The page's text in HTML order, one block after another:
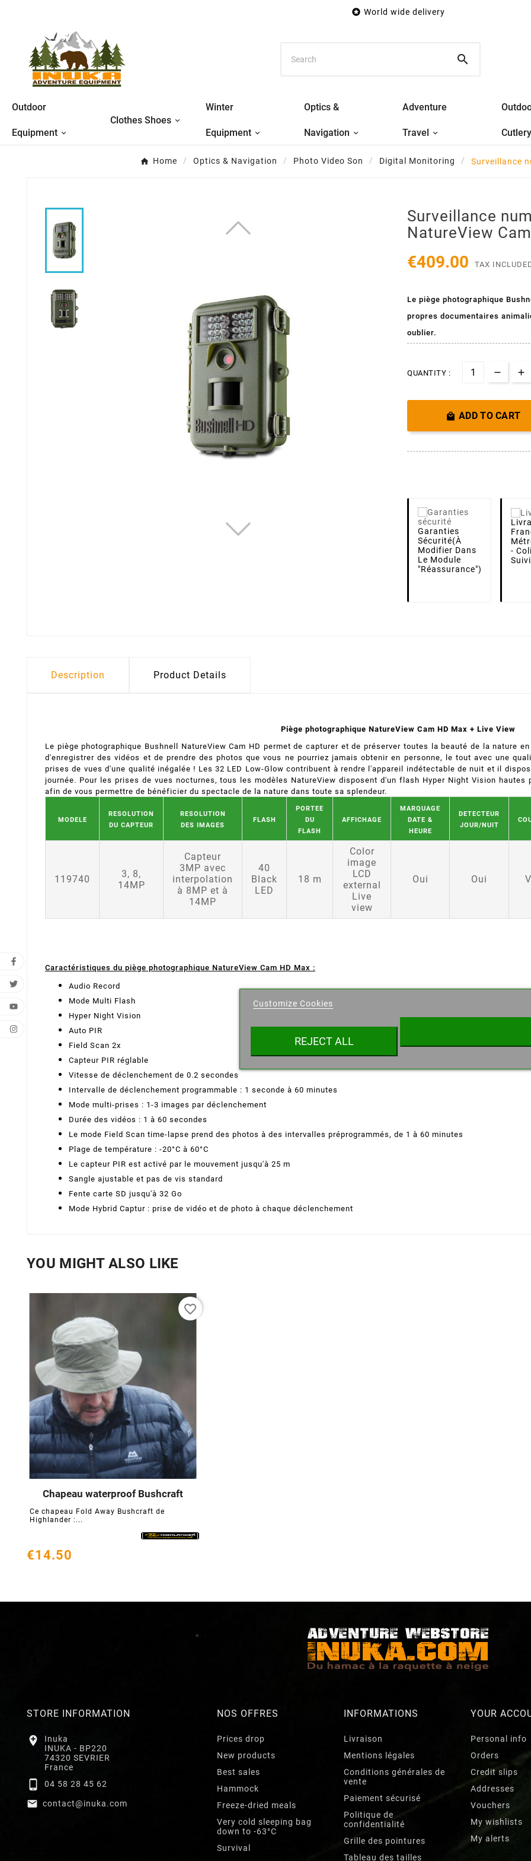
 World wide delivery

Outdoor
Equipment
Clothes Shoes
Winter
Equipment
Optics &
Navigation
Adventure
Travel Cutlery
Home Optics & Navigation Photo Video Son Digital Monitoring Surveillance
Surveillance
NatureView
€409.00 TAX
Le piège photographique
propres documentaires
oublier.
QUANTITY :
 ADD TO CART
Garanties
Sécurité(à
Modifier Dans
Le Module
"Réassurance")
-
Description Product Details
Piège photographique NatureView Cam HD Max + Live View
Le piège photographique Bushnell NatureView Cam HD permet de capturer et de préserver toutes la beauté de la nature
d'enregistrer des vidéos et de prendre des photos que vous ne pourriez jamais obtenir en personne, le tout avec une
prises de vues d'une qualité inégalée ! Les 32 LED Low-Glow contribuent à rendre l'appareil indétectable de nuit et il
journée. Pour les prises de vues nocturnes, tous les modèles NatureView disposent d'un flash Hyper Night Vision
afin de vous permettre de bénéficier du spectacle de la nature dans toute sa splendeur.
MODELE
RESOLUTION
DU CAPTEUR
RESOLUTION
DES IMAGES
FLASH
PORTEE
DU
FLASH
AFFICHAGE
MARQUAGE
DATE &
HEURE
DETECTEUR
JOUR/NUIT
119740
3, 8,
14MP
Capteur
3MP avec
interpolation
à 8MP et à
14MP
40
Black
LED
18 m
Color
image
LCD
external
Live
view
Oui Oui
Caractéristiques du piège photographique NatureView Cam HD Max :
Audio Record
Mode Multi Flash
Hyper Night Vision
Auto PIR
Field Scan 2x
Capteur PIR réglable
Vitesse de déclenchement de 0.2 secondes
Intervalle de déclenchement programmable : 1 seconde à 60 minutes
Mode multi-prises : 1-3 images par déclenchement
Durée des vidéos : 1 à 60 secondes
Le mode Field Scan time-lapse prend des photos à des intervalles préprogrammés, de 1 à 60 minutes
Plage de température : -20°C à 60°C
Le capteur PIR est activé par le mouvement jusqu'à 25 m
Sangle ajustable et pas de vis standard
Fente carte SD jusqu'à 32 Go
Mode Hybrid Captur : prise de vidéo et de photo à chaque déclenchement
YOU MIGHT ALSO LIKE
Chapeau waterproof Bushcraft
Ce chapeau Fold Away Bushcraft de
Highlander :...

€14.50
favorite_border
STORE INFORMATION

Inuka
INUKA - BP220
74320 SEVRIER
France
 04 58 28 45 62
 contact@inuka.com
NOS OFFRES
Prices drop
New products
Best sales
Hammock
Freeze-dried meals
Very cold sleeping bag
down to -63°C
Survival
INFORMATIONS
Livraison
Mentions légales
Conditions générales de
vente
Paiement sécurisé
Politique de
confidentialité
Grille des pointures
Tableau des tailles
YOUR
Personal info
Orders
Credit slips
Addresses
Vouchers
My wishlists
My alerts
Wishlist name
Customize Cookies
REJECT ALL